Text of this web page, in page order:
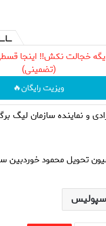
خجالت نکش‼️ اینجا
(تضمینی)
ویزیت رایگان🔥
و نماینده سازمان لیگ
تحویل محمود